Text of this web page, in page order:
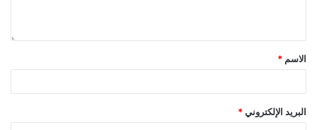
الاسم *
البريد الإلكتروني *